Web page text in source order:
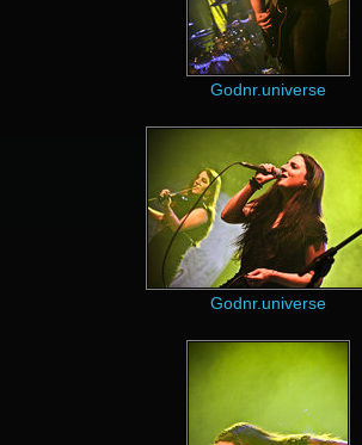
Godnr.universe
Godnr.universe